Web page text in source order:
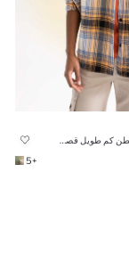
+5